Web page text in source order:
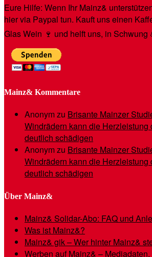
Eure Hilfe: Wenn Ihr Mainz&
hier via Paypal tun. Kauft uns einen
Glas Wein 🍷 und helft uns, in Schwung
Mainz& Kommentare
Anonymzu Brisante Mainzer
Windrädern kann die Herzleistung
deutlich schädigen
Anonymzu Brisante Mainzer
Windrädern kann die Herzleistung
deutlich schädigen
Über Mainz&
Mainz& Solidar-Abo: FAQ und
Was ist Mainz&?
Mainz& gik – Wer hinter Mainz&
Werben auf Mainz& –